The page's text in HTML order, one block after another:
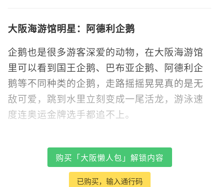
大阪海游馆明星： 阿德利企鹅
企鹅也是很多游客深爱的动物，在大阪海游馆
里可以看到国王企鹅、巴布亚企鹅、阿德利企
鹅等不同种类的企鹅，走路摇摇晃晃真的是无
敌可爱，跳到水里立刻变成一尾活龙，游泳速
度连奥运金牌选手都追不上。
购买「大阪懒人包」解锁内容
已购买，输入通行码